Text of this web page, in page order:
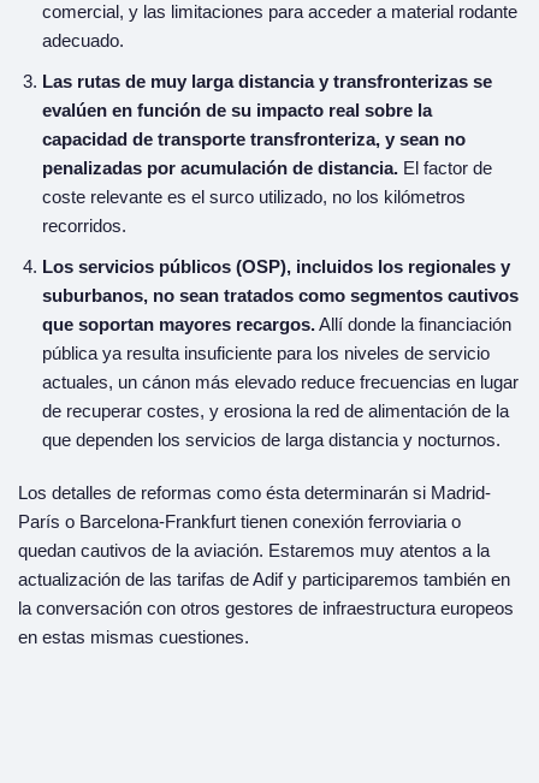
comercial, y las limitaciones para acceder a material rodante
adecuado.
Las rutas de muy larga distancia y transfronterizas se
evalúen en función de su impacto real sobre la
capacidad de transporte transfronteriza, y sean no
penalizadas por acumulación de distancia. El factor de
coste relevante es el surco utilizado, no los kilómetros
recorridos.
Los servicios públicos (OSP), incluidos los regionales y
suburbanos, no sean tratados como segmentos cautivos
que soportan mayores recargos.Allí donde la financiación
pública ya resulta insuficiente para los niveles de servicio
actuales, un cánon más elevado reduce frecuencias en lugar
de recuperar costes, y erosiona la red de alimentación de la
que dependen los servicios de larga distancia y nocturnos.
Los detalles de reformas como ésta determinarán si Madrid-
París o Barcelona-Frankfurt tienen conexión ferroviaria o
quedan cautivos de la aviación. Estaremos muy atentos a la
actualización de las tarifas de Adif y participaremos también en
la conversación con otros gestores de infraestructura europeos
en estas mismas cuestiones.